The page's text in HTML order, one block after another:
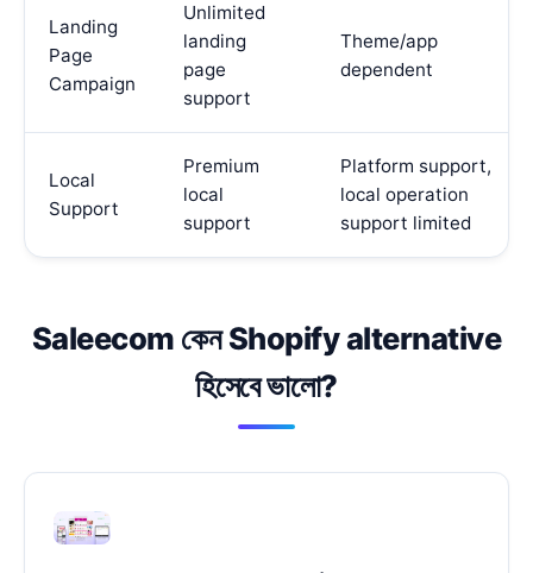
Landing
Page
Campaign
Unlimited
landing
page
support
Theme/app
dependent
Local
Support
Premium
local
support
Platform support,
local operation
support limited
Saleecom কেন Shopify alternative
হিসেবে ভালো?